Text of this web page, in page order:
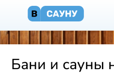
Бани и сауны